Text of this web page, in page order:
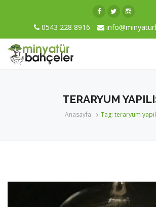
0543 228 8916
TERARYUM
Anasayfa Tag: teraryum